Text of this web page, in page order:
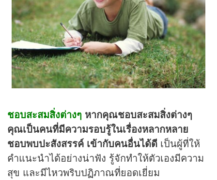
ชอบสะสมสิ่งต่างๆ หากคุณชอบสะสมสิ่งต่างๆ
คุณเป็นคนที่มีความรอบรู้ในเรื่องหลากหลาย
ชอบพบปะสังสรรค์ เข้ากับคนอื่นได้ดี เป็นผู้ที่ให้
คำแนะนำได้อย่างน่าฟัง รู้จักทำให้ตัวเองมีความ
สุข และมีไหวพริบปฏิภาณที่ยอดเยี่ยม